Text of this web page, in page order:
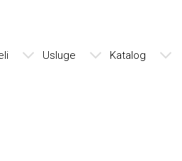
Usluge Katalog